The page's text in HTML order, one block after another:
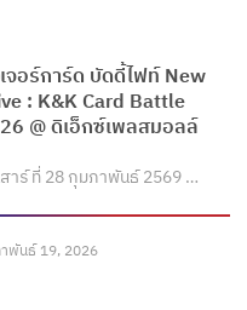
จอร์การ์ด บัดดี้ไฟท์ New
: K&K Card Battle
@ ดิเอ็กซ์เพลสมอลล์
าร์ ที่ 28 กุมภาพันธ์ 2569 …
พันธ์ 19, 2026